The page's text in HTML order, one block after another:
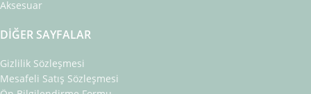
Aksesuar
DIĞER SAYFALAR
Gizlilik Sözleşmesi
Mesafeli Satış Sözleşmesi